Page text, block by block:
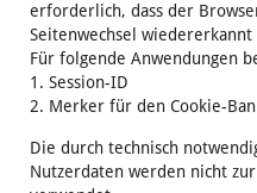
erforderlich, dass der
Seitenwechsel wiedererkannt
Für folgende Anwendungen
1. Session-ID
2. Merker für den Cookie-
Die durch technisch
Nutzerdaten werden nicht